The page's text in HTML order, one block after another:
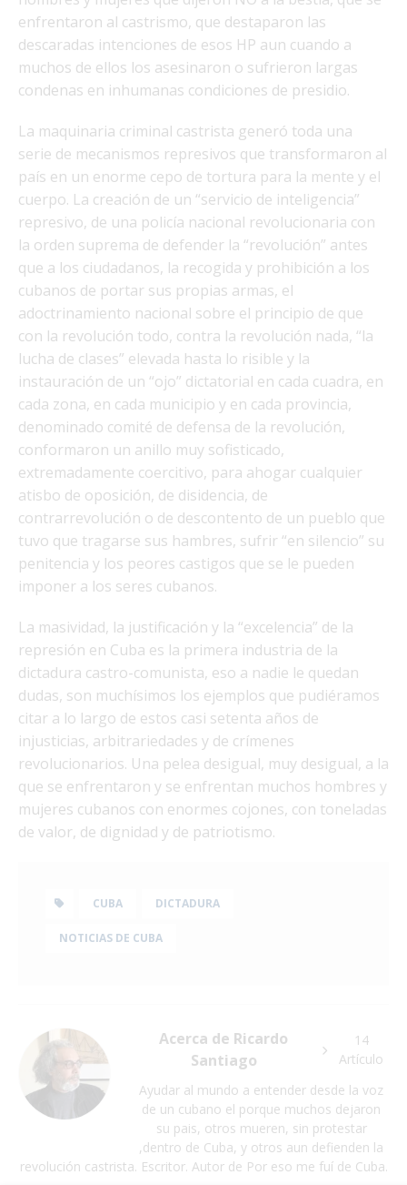
enfrentaron al castrismo, que destaparon las
descaradas intenciones de esos HP aun cuando a
muchos de ellos los asesinaron o sufrieron largas
condenas en inhumanas condiciones de presidio.
La maquinaria criminal castrista generó toda una
serie de mecanismos represivos que transformaron al
país en un enorme cepo de tortura para la mente y el
cuerpo. La creación de un “servicio de inteligencia”
represivo, de una policía nacional revolucionaria con
la orden suprema de defender la “revolución” antes
que a los ciudadanos, la recogida y prohibición a los
cubanos de portar sus propias armas, el
adoctrinamiento nacional sobre el principio de que
con la revolución todo, contra la revolución nada, “la
lucha de clases” elevada hasta lo risible y la
instauración de un “ojo” dictatorial en cada cuadra, en
cada zona, en cada municipio y en cada provincia,
denominado comité de defensa de la revolución,
conformaron un anillo muy sofisticado,
extremadamente coercitivo, para ahogar cualquier
atisbo de oposición, de disidencia, de
contrarrevolución o de descontento de un pueblo que
tuvo que tragarse sus hambres, sufrir “en silencio” su
penitencia y los peores castigos que se le pueden
imponer a los seres cubanos.
La masividad, la justificación y la “excelencia” de la
represión en Cuba es la primera industria de la
dictadura castro-comunista, eso a nadie le quedan
dudas, son muchísimos los ejemplos que pudiéramos
citar a lo largo de estos casi setenta años de
injusticias, arbitrariedades y de crímenes
revolucionarios. Una pelea desigual, muy desigual, a la
que se enfrentaron y se enfrentan muchos hombres y
mujeres cubanos con enormes cojones, con toneladas
de valor, de dignidad y de patriotismo.
CUBA DICTADURA
NOTICIAS DE CUBA
Acerca de Ricardo
Santiago
14
Artículo
Ayudar al mundo a entender desde la voz
de un cubano el porque muchos dejaron
su pais, otros mueren, sin protestar
,dentro de Cuba, y otros aun defienden la
revolución castrista. Escritor. Autor de Por eso me fuí de Cuba.